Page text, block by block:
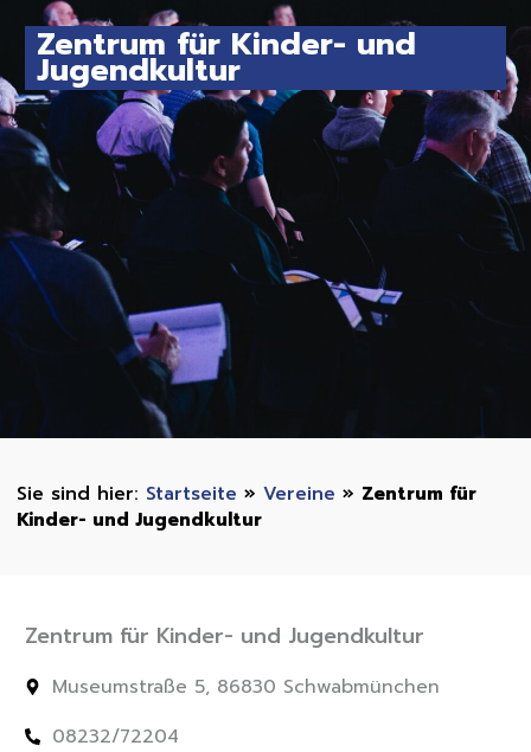
Zentrum für Kinder- und
Jugendkultur
Startseite » Vereine » Zentrum für
Kinder- und Jugendkultur
Zentrum für Kinder- und Jugendkultur
Museumstraße 5, 86830 Schwabmünchen
08232/72204